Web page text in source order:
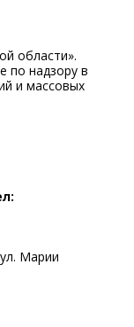
области».
по надзору в
и массовых
о
центр
обл., г.
данных
информации
Марии